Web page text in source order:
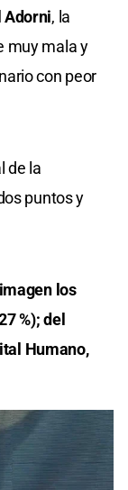
Adorni, la
muy mala y
con peor
de la
puntos y
los
%); del
Humano,